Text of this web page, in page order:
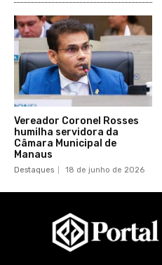
Vereador Coronel Rosses
humilha servidora da
Câmara Municipal de
Manaus
Destaques 18 de junho de 2026